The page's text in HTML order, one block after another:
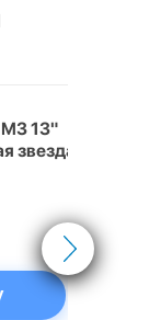
13"
звезда